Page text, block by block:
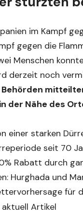
im Kampf
gegen die
Menschen
derzeit noch
der Nähe des
einer starken
seit 70
Rabatt durch
Hurghada und
für